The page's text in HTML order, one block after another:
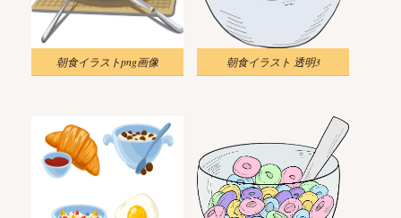
朝食イラストpng画像 朝食イラスト 透明3